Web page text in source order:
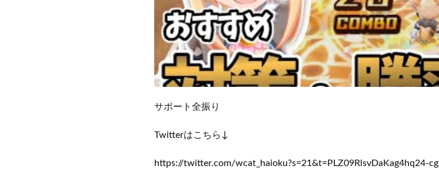
サポート全振り
Twitterはこちら↓
https://twitter.com/wcat_haioku?s=21&t=PLZ09RlsvDaKag4hq24-cg